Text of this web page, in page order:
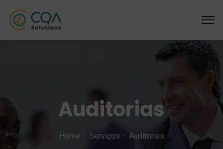
Auditorias
Home Serviços Auditorias